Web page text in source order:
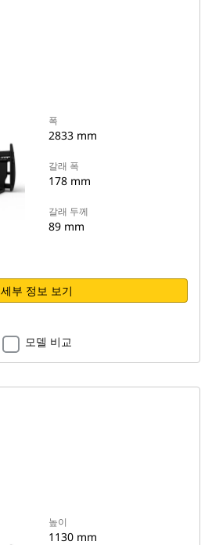
폭
2833 mm
갈래 폭
178 mm
갈래 두께
89 mm
세부 정보 보기
모델 비교
높이
1130 mm